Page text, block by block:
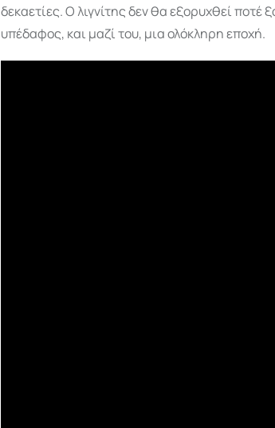
δεκαετίες. Ο λιγνίτης δεν θα εξορυχθεί
υπέδαφος, και μαζί του, μια ολόκληρη εποχή.